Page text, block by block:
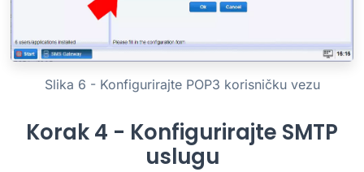
Slika 6 - Konfigurirajte POP3 korisničku vezu
Korak 4 - Konfigurirajte SMTP
uslugu